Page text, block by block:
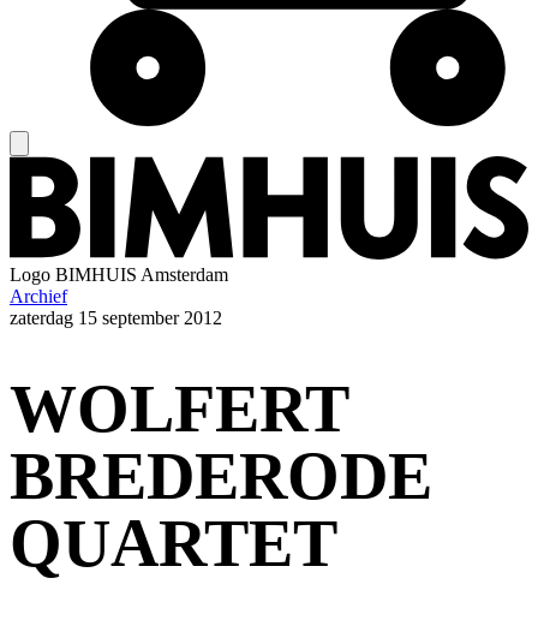
Logo BIMHUIS Amsterdam
Archief
zaterdag 15 september 2012
WOLFERT
BREDERODE
QUARTET